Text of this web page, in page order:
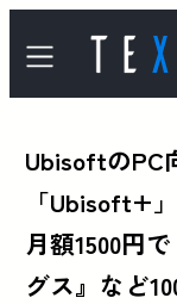
UbisoftのPC
「Ubisoft+
月額1500円
グス』など